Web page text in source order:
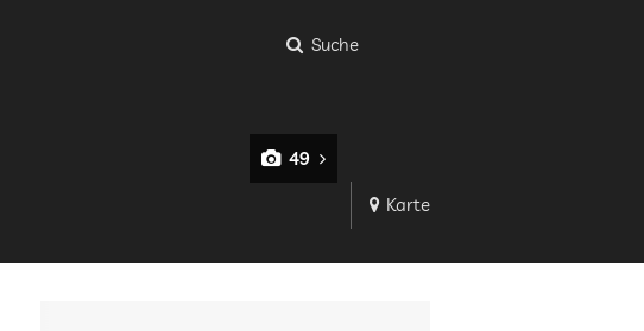
Suche
49
Karte